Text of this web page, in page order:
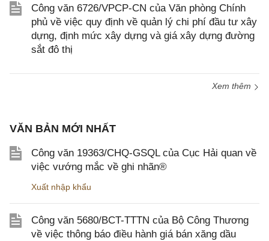
Công văn 6726/VPCP-CN của Văn phòng Chính
phủ về việc quy định về quản lý chi phí đầu tư xây
dựng, định mức xây dựng và giá xây dựng đường
sắt đô thị
Xem thêm
VĂN BẢN MỚI NHẤT
Công văn 19363/CHQ-GSQL của Cục Hải quan về
việc vướng mắc về ghi nhãn®
Xuất nhập khẩu
Công văn 5680/BCT-TTTN của Bộ Công Thương
về việc thông báo điều hành giá bán xăng dầu